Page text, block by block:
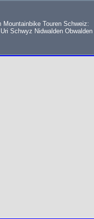
Mountainbike Touren Schweiz:
Schwyz Nidwalden